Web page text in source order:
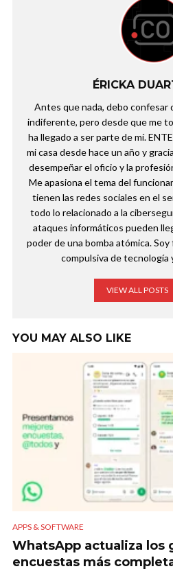
ÉRICKA
Antes que nada, debo confesar
indiferente, pero desde que me
ha llegado a ser parte de mí.
mi casa desde hace un año y
desempeñar el oficio y la
Me apasiona el tema del
tienen las redes sociales en el
todo lo relacionado a la
ataques informáticos pueden
poder de una bomba atómica.
compulsiva de tecnología
VIEW ALL POSTS
YOU MAY ALSO LIKE
APPS & SOFTWARE
WhatsApp actualiza los
encuestas más